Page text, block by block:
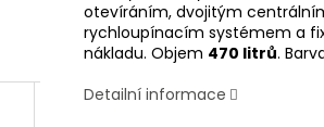
otevíráním, dvojitým
rychloupínacím systémem a
nákladu. Objem 470 litrů.
Detailní informace